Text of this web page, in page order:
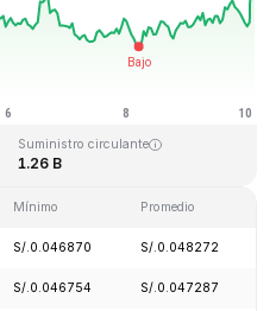
Suministro circulante
1.26 B
Mínimo Promedio
S/.0.046870 S/.0.048272
S/.0.046754 S/.0.047287